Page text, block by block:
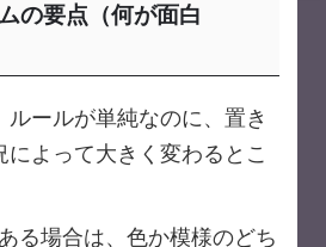
の要点（何が面白
ルールが単純なのに、置き
よって大きく変わるとこ
る場合は、色か模様のどち